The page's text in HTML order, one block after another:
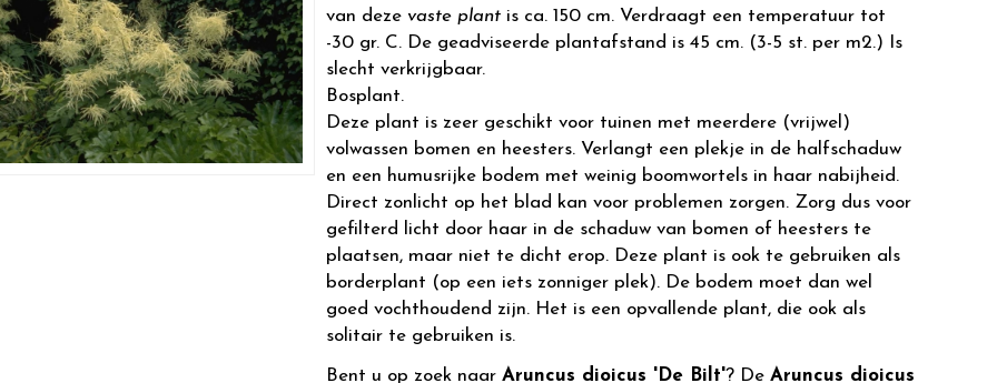
van deze vaste plant is ca. 150 cm. Verdraagt een temperatuur tot
-30 gr. C. De geadviseerde plantafstand is 45 cm. (3-5 st. per m2.) Is
slecht verkrijgbaar.
Bosplant.
Deze plant is zeer geschikt voor tuinen met meerdere (vrijwel)
volwassen bomen en heesters. Verlangt een plekje in de halfschaduw
en een humusrijke bodem met weinig boomwortels in haar nabijheid.
Direct zonlicht op het blad kan voor problemen zorgen. Zorg dus voor
gefilterd licht door haar in de schaduw van bomen of heesters te
plaatsen, maar niet te dicht erop. Deze plant is ook te gebruiken als
borderplant (op een iets zonniger plek). De bodem moet dan wel
goed vochthoudend zijn. Het is een opvallende plant, die ook als
solitair te gebruiken is.
Bent u op zoek naar Aruncus dioicus 'De Bilt'? De Aruncus dioicus